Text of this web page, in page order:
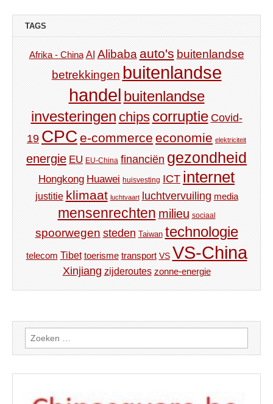
TAGS
Afrika - China AI Alibaba auto's buitenlandse
betrekkingen buitenlandse
handel buitenlandse
investeringen chips corruptie Covid-
19 CPC e-commerce economie elektriciteit
energie EU EU-China financiën gezondheid
Hongkong Huawei huisvesting ICT internet
justitie klimaat luchtvaart luchtvervuiling media
mensenrechten milieu sociaal
spoorwegen steden Taiwan technologie
telecom Tibet toerisme transport VS VS-China
Xinjiang zijderoutes zonne-energie
Zoeken
naar: